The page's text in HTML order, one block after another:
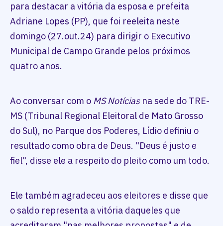
para destacar a vitória da esposa e prefeita
Adriane Lopes (PP), que foi reeleita neste
domingo (27.out.24) para dirigir o Executivo
Municipal de Campo Grande pelos próximos
quatro anos.
Ao conversar com o MS Notíciasna sede do TRE-
MS (Tribunal Regional Eleitoral de Mato Grosso
do Sul), no Parque dos Poderes, Lídio definiu o
resultado como obra de Deus. "Deus é justo e
fiel", disse ele a respeito do pleito como um todo.
Ele também agradeceu aos eleitores e disse que
o saldo representa a vitória daqueles que